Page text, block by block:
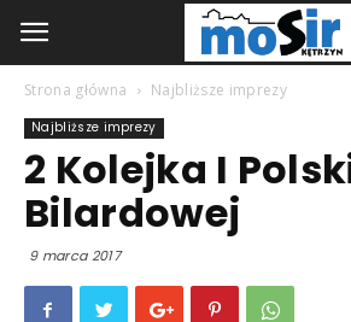
Strona główna Najbliższe imprezy
Najbliższe imprezy
2 Kolejka I
Bilardowej
9 marca 2017